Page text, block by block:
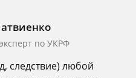
по УКРФ
следствие) любой